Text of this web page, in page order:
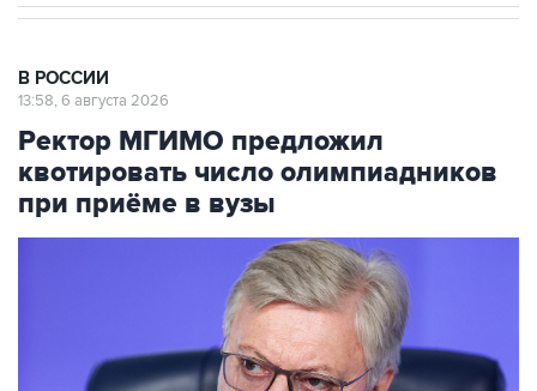
В РОССИИ
13:58, 6 августа 2026
Ректор МГИМО предложил
квотировать число олимпиадников
при приёме в вузы